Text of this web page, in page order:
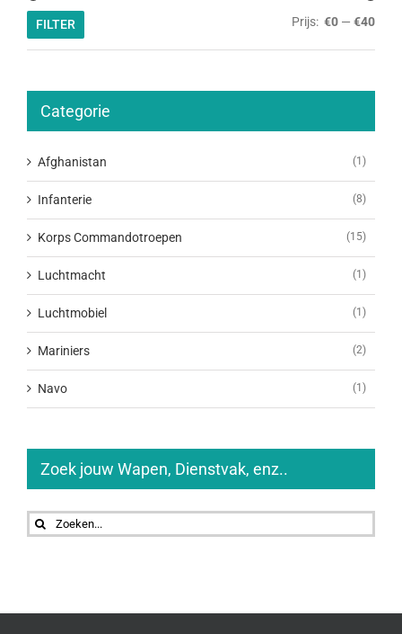
Min.
Max.
FILTER Prijs: €0 — €40
Categorie
Afghanistan (1)
Infanterie (8)
Korps Commandotroepen (15)
Luchtmacht (1)
Luchtmobiel (1)
Mariniers (2)
Navo (1)
Zoek jouw Wapen, Dienstvak, enz..
Zoeken
naar: